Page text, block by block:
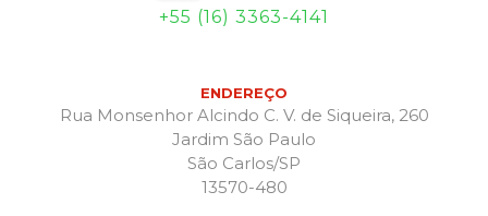
+55 (16) 3363-4141
ENDEREÇO
Rua Monsenhor Alcindo C. V. de Siqueira, 260
Jardim São Paulo
São Carlos/SP
13570-480